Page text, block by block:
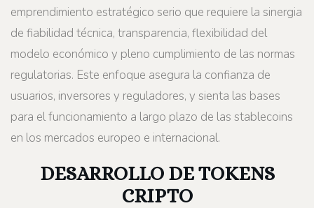
emprendimiento estratégico serio que requiere la sinergia
de fiabilidad técnica, transparencia, flexibilidad del
modelo económico y pleno cumplimiento de las normas
regulatorias. Este enfoque asegura la confianza de
usuarios, inversores y reguladores, y sienta las bases
para el funcionamiento a largo plazo de las stablecoins
en los mercados europeo e internacional.
DESARROLLO DE TOKENS
CRIPTO